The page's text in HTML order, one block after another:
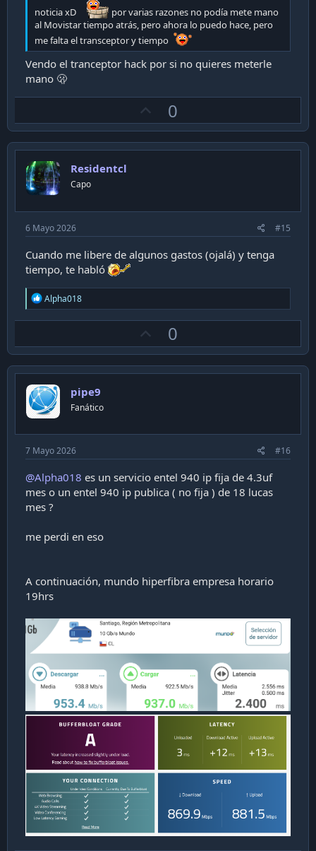
noticia xD
por varias razones no podía mete mano
al Movistar tiempo atrás, pero ahora lo puedo hace, pero
me falta el transceptor y tiempo
Vendo el tranceptor hack por si no quieres meterle
mano 🫢
p
v
0
Residentcl
Capo
6 Mayo 2026 #15
Cuando me libere de algunos gastos (ojalá) y tenga
tiempo, te habló
R
e
a
i
o
n
s
:
Alpha018
p
v
0
pipe9
Fanático
7 Mayo 2026 #16
@Alpha018 es un servicio entel 940 ip fija de 4.3uf
mes o un entel 940 ip publica ( no fija ) de 18 lucas
mes ?
me perdi en eso
A continuación, mundo hiperfibra empresa horario
19hrs